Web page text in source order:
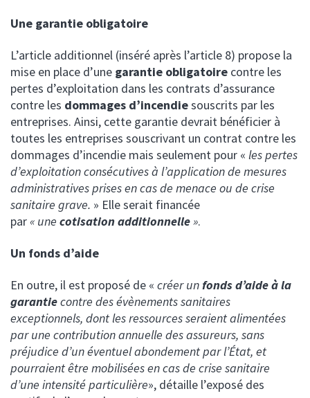
Une garantie obligatoire
L’article additionnel (inséré après l’article 8) propose la
mise en place d’une garantie obligatoire contre les
pertes d’exploitation dans les contrats d’assurance
contre les dommages d’incendiesouscrits par les
entreprises. Ainsi, cette garantie devrait bénéficier à
toutes les entreprises souscrivant un contrat contre les
dommages d’incendie mais seulement pour « les pertes
d’exploitation consécutives à l’application de mesures
administratives prises en cas de menace ou de crise
sanitaire grave. » Elle serait financée
par« une cotisation additionnelle».
Un fonds d’aide
En outre, il est proposé de « créer unfonds d’aide à la
garantiecontre des évènements sanitaires
exceptionnels, dont les ressources seraient alimentées
par une contribution annuelle des assureurs, sans
préjudice d’un éventuel abondement par l’État, et
pourraient être mobilisées en cas de crise sanitaire
d’une intensité particulière», détaille l’exposé des